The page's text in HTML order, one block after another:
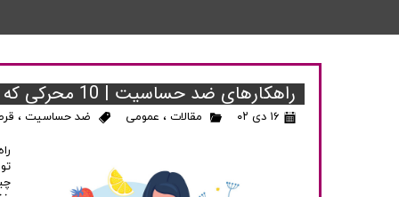
گواهی نامه ها
شرکت های راهکارهای ضد حساسیت | 10 محرکی که باعث آلرژی میشود
۱۶ دی ۰۲ مقالات ، عمومی ضد حساسیت ،